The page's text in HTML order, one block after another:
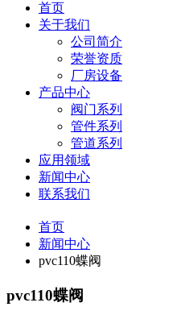
首页
关于我们
公司简介
荣誉资质
厂房设备
产品中心
阀门系列
管件系列
管道系列
应用领域
新闻中心
联系我们
首页
新闻中心
pvc110蝶阀
pvc110蝶阀